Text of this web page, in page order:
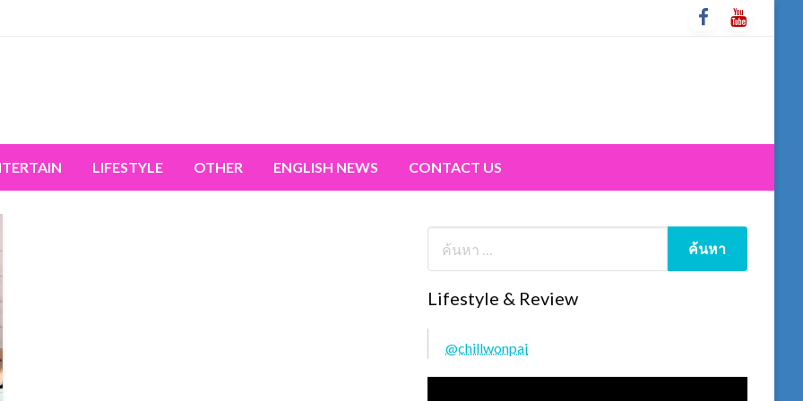
LIFESTYLE OTHER ENGLISH NEWS CONTACT US
Lifestyle & Review
@chillwonpai